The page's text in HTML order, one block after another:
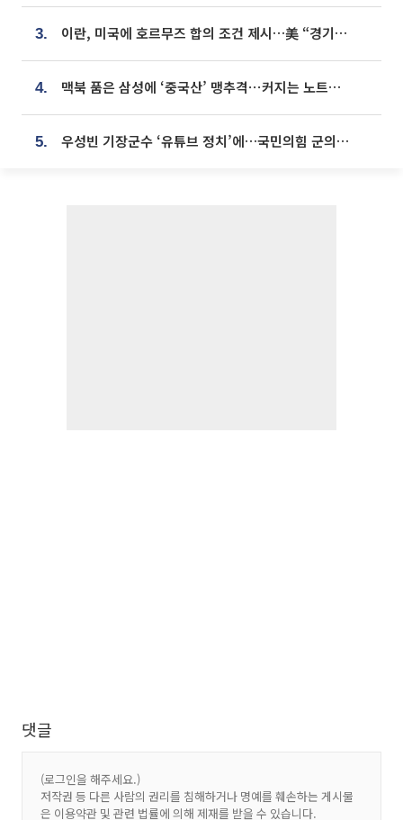
3. 이란, 미국에 호르무즈 합의 조건 제시…美 “경기 아직 안 끝나” [종합]
4. 맥북 품은 삼성에 ‘중국산’ 맹추격⋯커지는 노트북 OLED 시장
5. 우성빈 기장군수 ‘유튜브 정치’에…국민의힘 군의원들 집단 반발
댓글